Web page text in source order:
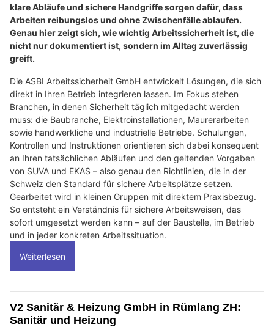
klare Abläufe und sichere Handgriffe sorgen dafür, dass
Arbeiten reibungslos und ohne Zwischenfälle ablaufen.
Genau hier zeigt sich, wie wichtig Arbeitssicherheit ist, die
nicht nur dokumentiert ist, sondern im Alltag zuverlässig
greift.
Die ASBI Arbeitssicherheit GmbH entwickelt Lösungen, die sich
direkt in Ihren Betrieb integrieren lassen. Im Fokus stehen
Branchen, in denen Sicherheit täglich mitgedacht werden
muss: die Baubranche, Elektroinstallationen, Maurerarbeiten
sowie handwerkliche und industrielle Betriebe. Schulungen,
Kontrollen und Instruktionen orientieren sich dabei konsequent
an Ihren tatsächlichen Abläufen und den geltenden Vorgaben
von SUVA und EKAS – also genau den Richtlinien, die in der
Schweiz den Standard für sichere Arbeitsplätze setzen.
Gearbeitet wird in kleinen Gruppen mit direktem Praxisbezug.
So entsteht ein Verständnis für sichere Arbeitsweisen, das
sofort umgesetzt werden kann – auf der Baustelle, im Betrieb
und in jeder konkreten Arbeitssituation.
Weiterlesen
V2 Sanitär & Heizung GmbH in Rümlang ZH:
Sanitär und Heizung